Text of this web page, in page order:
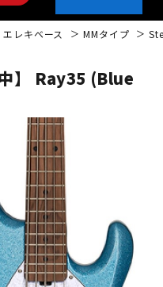
アコギ/エレアコ
ウクレレ
パーカッション
エレキベース MMタイプ
中】 Ray35 (Blue